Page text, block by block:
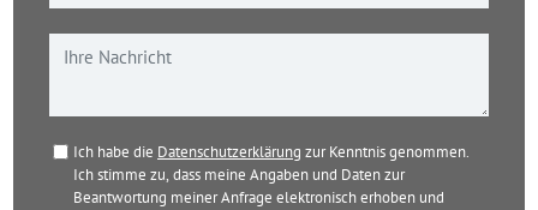
Ich habe die Datenschutzerklärung zur Kenntnis genommen.
Ich stimme zu, dass meine Angaben und Daten zur
Beantwortung meiner Anfrage elektronisch erhoben und